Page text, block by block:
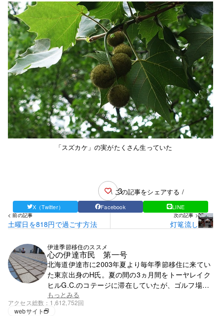
「スズカケ」の実がたくさん生っていた
3
\ この記事をシェアする /
X（Twitter） Facebook LINE
< 前の記事
土曜日を818円で過ごす方法
次の記事 >
灯篭流し
伊達季節移住のススメ
心の伊達市民 第一号
北海道伊達市に2003年夏より毎年季節移住に来てい
た東京出身のH氏。夏の間の3ヵ月間をトーヤレイク
ヒルG.C.のコテージに滞在していたが、ゴルフ場の
閉鎖で滞在先を失う。それ以降は行く先が無く、都
心で徘徊の毎日。
もっとみる
アクセス総数
1,612,752回
webサイト